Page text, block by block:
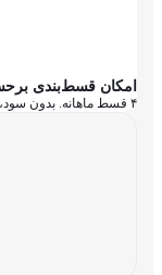
امکان قسط‌بندی
۴ قسط ماهانه. بدون سود، چک و ضامن.